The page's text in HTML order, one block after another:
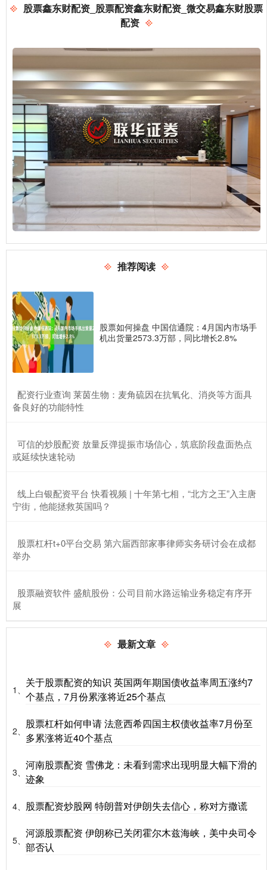
股票鑫东财配资_股票配资鑫东财配资_微交易鑫东财股票
配资
推荐阅读
股票如何操盘 中国信通院：4月国内市场手
机出货量2573.3万部，同比增长2.8%
​配资行业查询 莱茵生物：麦角硫因在抗氧化、消炎等方面具
备良好的功能特性
​可信的炒股配资 放量反弹提振市场信心，筑底阶段盘面热点
或延续快速轮动
​线上白银配资平台 快看视频 | 十年第七相，“北方之王”入主唐
宁街，他能拯救英国吗？
​股票杠杆t+0平台交易 第六届西部家事律师实务研讨会在成都
举办
​股票融资软件 盛航股份：公司目前水路运输业务稳定有序开
展
最新文章
1、
关于股票配资的知识 英国两年期国债收益率周五涨约7
个基点，7月份累涨将近25个基点
2、
股票杠杆如何申请 法意西希四国主权债收益率7月份至
多累涨将近40个基点
3、
河南股票配资 雪佛龙：未看到需求出现明显大幅下滑的
迹象
4、 股票配资炒股网 特朗普对伊朗失去信心，称对方撒谎
5、
河源股票配资 伊朗称已关闭霍尔木兹海峡，美中央司令
部否认